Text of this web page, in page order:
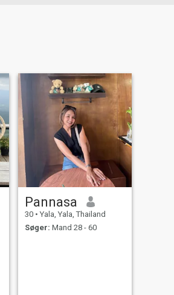
Pannasa
30 • Yala, Yala, Thailand
Søger: Mand 28 - 60